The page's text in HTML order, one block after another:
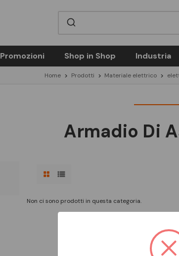
Promozioni Shop in Shop Industria
Home Prodotti Materiale elettrico
Armadio Di
Non ci sono prodotti in questa categoria.